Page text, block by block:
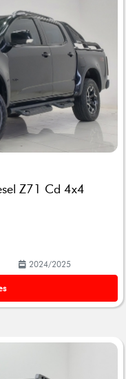
Z71 Cd 4x4
2024/2025